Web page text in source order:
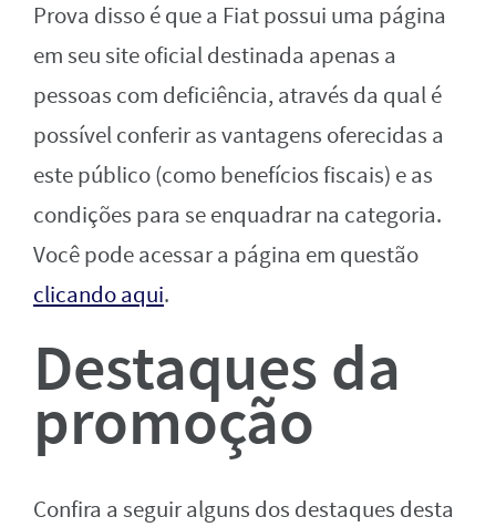
Prova disso é que a Fiat possui uma página
em seu site oficial destinada apenas a
pessoas com deficiência, através da qual é
possível conferir as vantagens oferecidas a
este público (como benefícios fiscais) e as
condições para se enquadrar na categoria.
Você pode acessar a página em questão
clicando aqui.
Destaques da
promoção
Confira a seguir alguns dos destaques desta